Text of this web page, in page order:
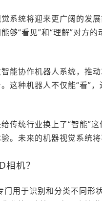
系统将迎来更广阔的发
够“看见”和“理解”对方
能协作机器人系统，推
这种机器人不仅能“看”
传统行业换上了“智能”
。未来的机器视觉系统
机？
用于识别和分类不同